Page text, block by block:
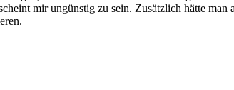
mir ungünstig zu sein. Zusätzlich hätte